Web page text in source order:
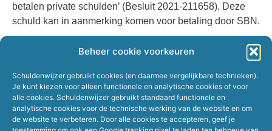
Beheer cookie voorkeuren
Schuldenwijzer gebruikt cookies (en daarmee vergelijkbare technieken).
Je kunt kiezen voor alleen functionele en analytische cookies of voor
alle cookies. Schuldenwijzer gebruikt standaard functionele en
analytische cookies voor de technische werking van de website en om
de website te verbeteren. Door alle cookies te accepteren, geef je
betalen private schulden’ (Besluit 2021-211658). Deze
schuld kan in aanmerking komen voor betaling door SBN.
geef je e-mailadres door via de knop ‘Aanmelden voor
updates’.